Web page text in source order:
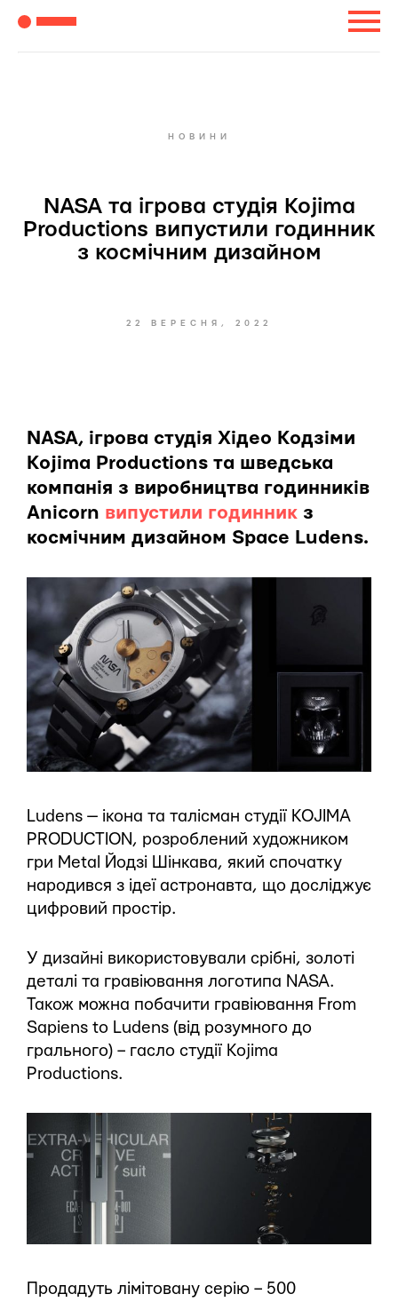
НОВИНИ
NASA та ігрова студія Kojima
Productions випустили годинник
з космічним дизайном
22 ВЕРЕСНЯ, 2022
NASA, ігрова студія Хідео Кодзіми
Kojima Productions та шведська
компанія з виробництва годинників
Anicorn випустили годинник з
космічним дизайном Space Ludens.
Ludens — ікона та талісман студії KOJIMA
PRODUCTION, розроблений художником
гри Metal Йодзі Шінкава, який спочатку
народився з ідеї астронавта, що досліджує
цифровий простір.
У дизайні використовували срібні, золоті
деталі та гравіювання логотипа NASA.
Також можна побачити гравіювання From
Sapiens to Ludens (від розумного до
грального) – гасло студії Kojima
Productions.
Продадуть лімітовану серію – 500